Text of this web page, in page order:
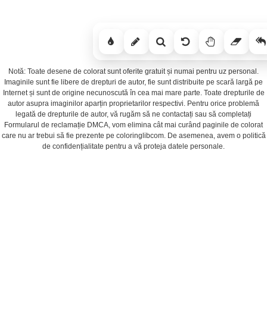
Notă: Toate desene de colorat sunt oferite gratuit și numai pentru uz personal.
Imaginile sunt fie libere de drepturi de autor, fie sunt distribuite pe scară largă pe
Internet și sunt de origine necunoscută în cea mai mare parte. Toate drepturile de
autor asupra imaginilor aparțin proprietarilor respectivi. Pentru orice problemă
legată de drepturile de autor, vă rugăm să ne contactați sau să completați
Formularul de reclamație DMCA, vom elimina cât mai curând paginile de colorat
care nu ar trebui să fie prezente pe coloringlibcom. De asemenea, avem o politică
de confidențialitate pentru a vă proteja datele personale.